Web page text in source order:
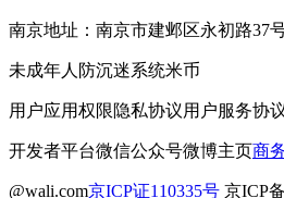
南京地址：南京市建邺区永初路37
未成年人防沉迷系统米币
用户应用权限隐私协议用户服务协
开发者平台微信公众号微博主页商
@wali.com京ICP证110335号 京ICP